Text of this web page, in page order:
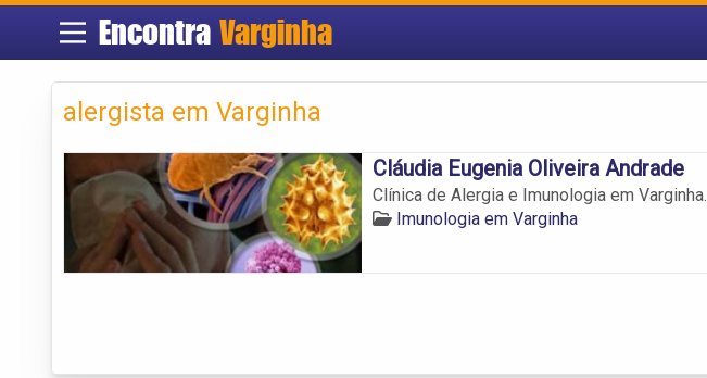
Encontra Varginha
alergista em Varginha
Cláudia Eugenia Oliveira Andrade
Clínica de Alergia e Imunologia em Varginha.
Imunologia em Varginha